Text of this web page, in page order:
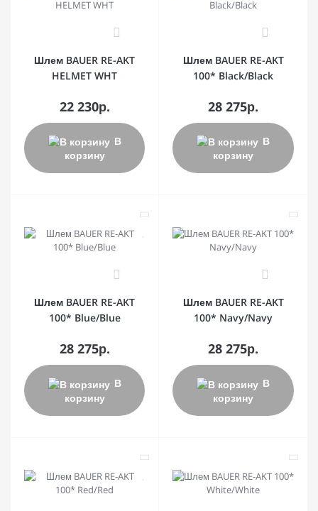
0
Шлем BAUER RE-AKT
HELMET WHT
22 230р.
В
корзину
0
Шлем BAUER RE-AKT
100* Black/Black
28 275р.
В
корзину
Шлем BAUER RE-AKT
100* Blue/Blue
28 275р.
В
корзину
Шлем BAUER RE-AKT
100* Navy/Navy
28 275р.
В
корзину